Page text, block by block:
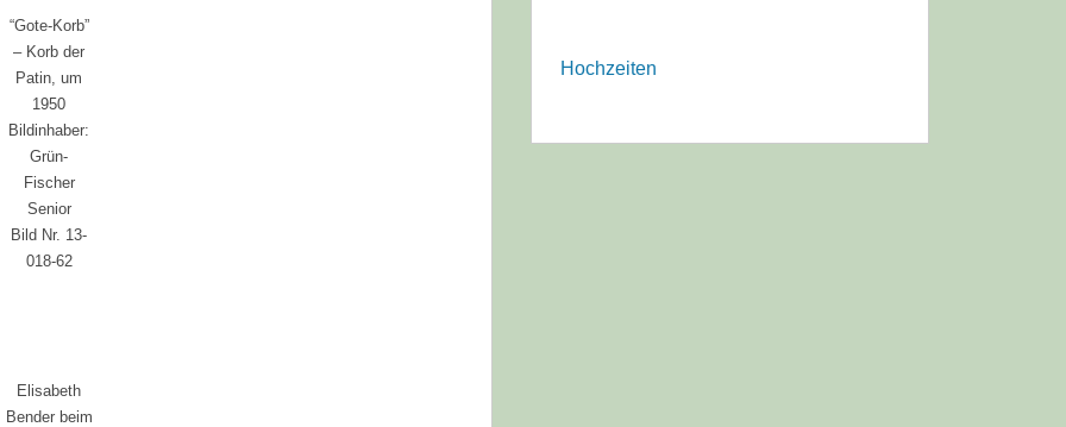
“Gote-Korb”
– Korb der
Patin, um
1950
Bildinhaber:
Grün-
Fischer
Senior
Bild Nr. 13-
018-62
Elisabeth
Bender beim
Hochzeiten